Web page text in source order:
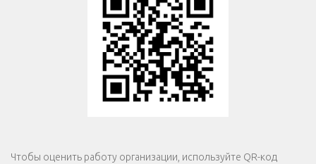
Чтобы оценить работу организации, используйте QR-код